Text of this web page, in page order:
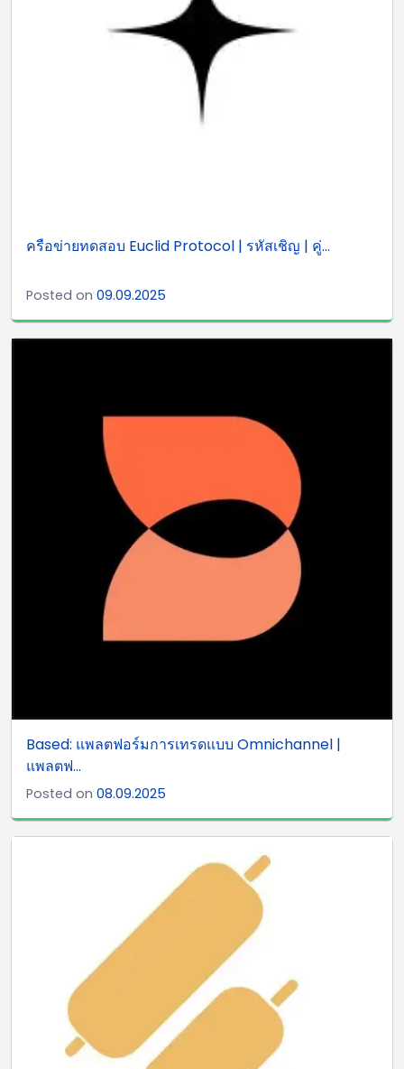
ครือข่ายทดสอบ Euclid Protocol | รหัสเชิญ | คู่...
Posted on 09.09.2025
Based: แพลตฟอร์มการเทรดแบบ Omnichannel |
แพลตฟ...
Posted on 08.09.2025